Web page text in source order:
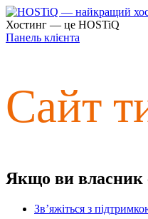
Хостинг — це HOSTiQ
Панель клієнта
Сайт
Якщо ви власник
Зв’яжіться з